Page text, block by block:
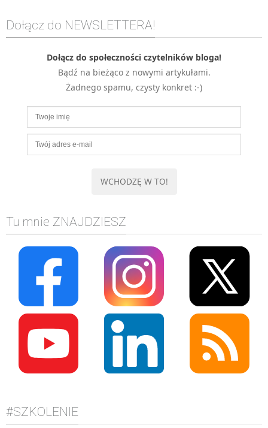
MOBILE
Android
KONTROLA WERSJI
Git
BAZY
SIECI
BIZNES
KONTAKT
Dołącz do NEWSLETTERA!
Dołącz do społeczności czytelników bloga!
Bądź na bieżąco z nowymi artykułami.
Żadnego spamu, czysty konkret :-)
Tu mnie ZNAJDZIESZ
#SZKOLENIE